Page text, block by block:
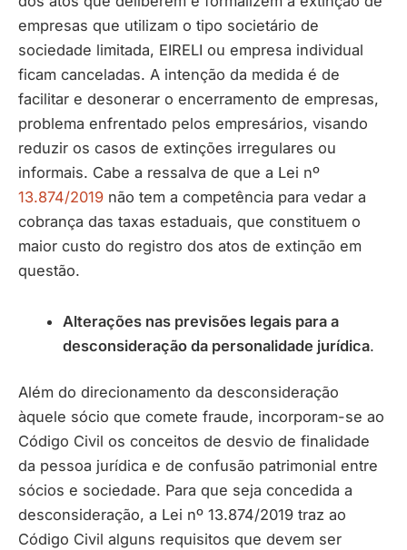
empresas que utilizam o tipo societário de
sociedade limitada, EIRELI ou empresa individual
ficam canceladas. A intenção da medida é de
facilitar e desonerar o encerramento de empresas,
problema enfrentado pelos empresários, visando
reduzir os casos de extinções irregulares ou
informais. Cabe a ressalva de que a Lei nº
13.874/2019 não tem a competência para vedar a
cobrança das taxas estaduais, que constituem o
maior custo do registro dos atos de extinção em
questão.
Alterações nas previsões legais para a
desconsideração da personalidade jurídica.
Além do direcionamento da desconsideração
àquele sócio que comete fraude, incorporam-se ao
Código Civil os conceitos de desvio de finalidade
da pessoa jurídica e de confusão patrimonial entre
sócios e sociedade. Para que seja concedida a
desconsideração, a Lei nº 13.874/2019 traz ao
Código Civil alguns requisitos que devem ser